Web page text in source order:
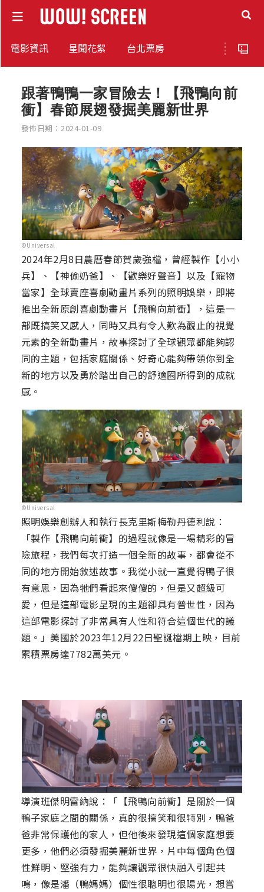
電影資訊 星聞花絮 台北票房
跟著鴨鴨一家冒險去！【飛鴨向前
衝】春節展翅發掘美麗新世界
發佈日期：2024-01-09
©Universal
2024年2月8日農曆春節賀歲強檔，曾經製作【小小
兵】、【神偷奶爸】、【歡樂好聲音】以及【寵物
當家】全球賣座喜劇動畫片系列的照明娛樂，即將
推出全新原創喜劇動畫片【飛鴨向前衝】，這是一
部既搞笑又感人，同時又具有令人歎為觀止的視覺
元素的全新動畫片，故事探討了全球觀眾都能夠認
同的主題，包括家庭關係、好奇心能夠帶領你到全
新的地方以及勇於踏出自己的舒適圈所得到的成就
感。
©Universal
照明娛樂創辦人和執行長克里斯梅勒丹德利說：
「製作【飛鴨向前衝】的過程就像是一場精彩的冒
險旅程，我們每次打造一個全新的故事，都會從不
同的地方開始敘述故事。我從小就一直覺得鴨子很
有意思，因為牠們看起來傻傻的，但是又超級可
愛，但是這部電影呈現的主題卻具有普世性，因為
這部電影探討了非常具有人性和符合這個世代的議
題。」美國於2023年12月22日聖誕檔期上映，目前
累積票房達7782萬美元。
導演班傑明雷納說：「【飛鴨向前衝】是關於一個
鴨子家庭之間的關係，真的很搞笑和很特別，鴨爸
爸非常保護他的家人，但他後來發現這個家庭想要
更多，他們必須發掘美麗新世界，片中每個角色個
性鮮明、堅強有力，能夠讓觀眾很快融入引起共
鳴，像是潘（鴨媽媽）個性很聰明也很陽光，想嘗